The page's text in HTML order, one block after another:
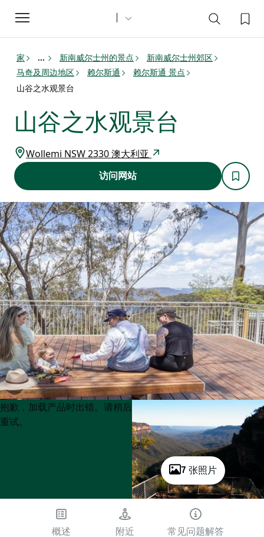
Toggle
navigation
家 ... 新南威尔士州的景点
新南威尔士州郊区
马奇及周边地区
赖尔斯通
赖尔斯通 景点
山谷之水观景台
山谷之水观景台
Wollemi NSW 2330 澳大利亚
访问网站
7 张照片
Product
List
Product
List
抱歉，加载产品时出错。请稍后
重试。
概述 附近 常见问题解答